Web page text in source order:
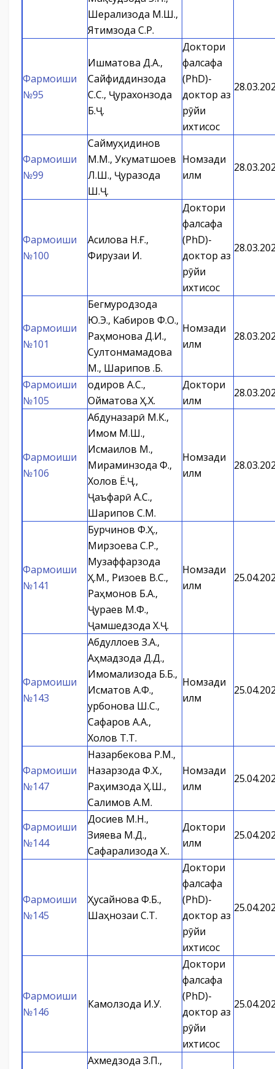
Шерализода М.Ш.,
Ятимзода С.Р.
Фармоиши
№95
Ишматова Д.А.,
Сайфиддинзода
С.С., Ҷурахонзода
Б.Ҷ.
Доктори
фалсафа
(PhD)-
доктор аз
рӯйи
ихтисос
Фармоиши
№99
Саймуҳидинов
М.М., Укуматшоев
Л.Ш., Ҷуразода
Ш.Ҷ.
Номзади
илм
Фармоиши
№100
Асилова Н.Ғ.,
Фирузаи И.
Доктори
фалсафа
(PhD)-
доктор аз
рӯйи
ихтисос
Фармоиши
№101
Бегмуродзода
Ю.Э., Кабиров Ф.О.,
Раҳмонова Д.И.,
Султонмамадова
М., Шарипов Қ.Б.
Номзади
илм
Фармоиши
№105
Қодиров А.С.,
Ойматова Ҳ.Х.
Доктори
илм
Фармоиши
№106
Абдуназарӣ М.К.,
Имом М.Ш.,
Исмаилов М.,
Мираминзода Ф.,
Холов Ё.Ҷ.,
Ҷаъфарӣ А.С.,
Шарипов С.М.
Номзади
илм
Фармоиши
№141
Бурчинов Ф.Ҳ.,
Мирзоева С.Р.,
Музаффарзода
Ҳ.М., Ризоев В.С.,
Раҳмонов Б.А.,
Ҷураев М.Ф.,
Ҷамшедзода Х.Ҷ.
Номзади
илм
Фармоиши
№143
Абдуллоев З.А.,
Аҳмадзода Д.Д.,
Имомализода Б.Б.,
Исматов А.Ф.,
Қурбонова Ш.С.,
Сафаров А.А.,
Холов Т.Т.
Номзади
илм
Фармоиши
№147
Назарбекова Р.М.,
Назарзода Ф.Х.,
Раҳимзода Ҳ.Ш.,
Салимов А.М.
Номзади
илм
Фармоиши
№144
Досиев М.Н.,
Зияева М.Д.,
Сафарализода Х.Қ.
Доктори
илм
Фармоиши
№145
Ҳусайнова Ф.Б.,
Шаҳнозаи С.Т.
Доктори
фалсафа
(PhD)-
доктор аз
рӯйи
ихтисос
Фармоиши
№146
Камолзода И.У.
Доктори
фалсафа
(PhD)-
доктор аз
рӯйи
ихтисос
Ахмедзода З.П.,